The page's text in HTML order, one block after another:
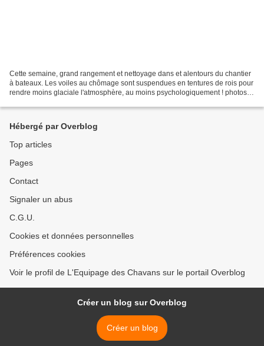
Cette semaine, grand rangement et nettoyage dans et alentours du chantier
à bateaux. Les voiles au chômage sont suspendues en tentures de rois pour
rendre moins glaciale l'atmosphère, au moins psychologiquement ! photos
Hébergé par Overblog
Top articles
Pages
Contact
Signaler un abus
C.G.U.
Cookies et données personnelles
Préférences cookies
Voir le profil de L'Equipage des Chavans sur le portail Overblog
Créer un blog sur Overblog
Créer un blog